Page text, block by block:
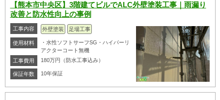
【熊本市中央区】3階建てビルでALC外壁塗装工事｜雨漏り
改善と防水性向上の事例
工事内容 外壁塗装 足場工事
使用材料
・水性ソフトサーフSG・ハイパーリ
アクターコート無機
工事費用
180万円（防水工事込み）
保証年数 10年保証